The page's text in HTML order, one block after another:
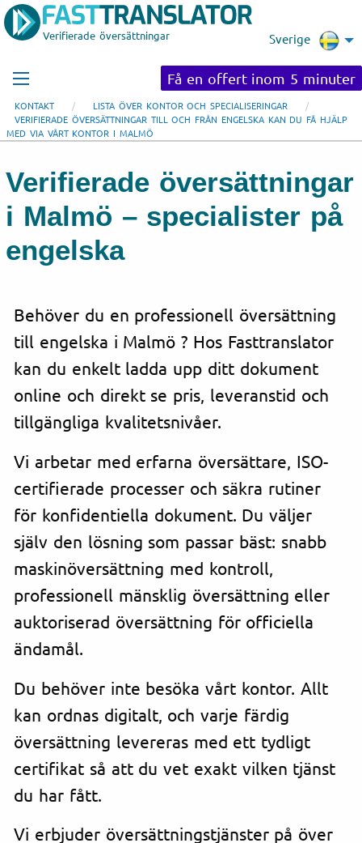
Verifierade översättningar Sverige
Få en offert inom 5 minuter
KONTAKT
LISTA ÖVER KONTOR OCH SPECIALISERINGAR
VERIFIERADE ÖVERSÄTTNINGAR TILL OCH FRÅN ENGELSKA KAN DU FÅ HJÄLP
MED VIA VÅRT KONTOR I MALMÖ
Verifierade översättningar
i Malmö – specialister på
engelska
Behöver du en professionell översättning
till engelska i Malmö ? Hos Fasttranslator
kan du enkelt ladda upp ditt dokument
online och direkt se pris, leveranstid och
tillgängliga kvalitetsnivåer.
Vi arbetar med erfarna översättare, ISO-
certifierade processer och säkra rutiner
för konfidentiella dokument. Du väljer
själv den lösning som passar bäst: snabb
maskinöversättning med kontroll,
professionell mänsklig översättning eller
auktoriserad översättning för officiella
ändamål.
Du behöver inte besöka vårt kontor. Allt
kan ordnas digitalt, och varje färdig
översättning levereras med ett tydligt
certifikat så att du vet exakt vilken tjänst
du har fått.
Vi erbjuder översättningstjänster på över